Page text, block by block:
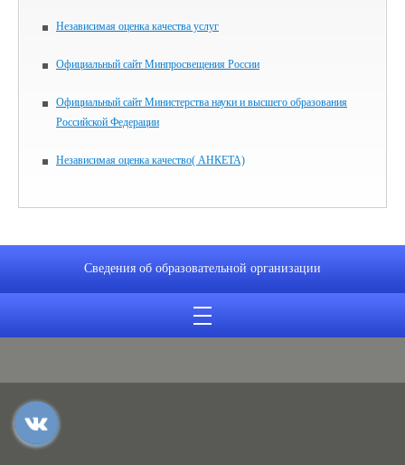
Независимая оценка качества услуг
Официальный сайт Минпросвещения России
Официальный сайт Министерства науки и высшего образования
Российской Федерации
Независимая оценка качество( АНКЕТА)
Сведения об образовательной организации